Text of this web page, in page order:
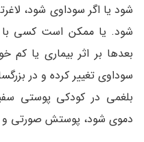
شود یا اگر سوداوی شود،
شود. یا ممکن است کسی با
بعدها بر اثر بیماری یا
سوداوی تغییر کرده و در
بلغمی در کودکی پوستی
دموی شود، پوستش صورتی